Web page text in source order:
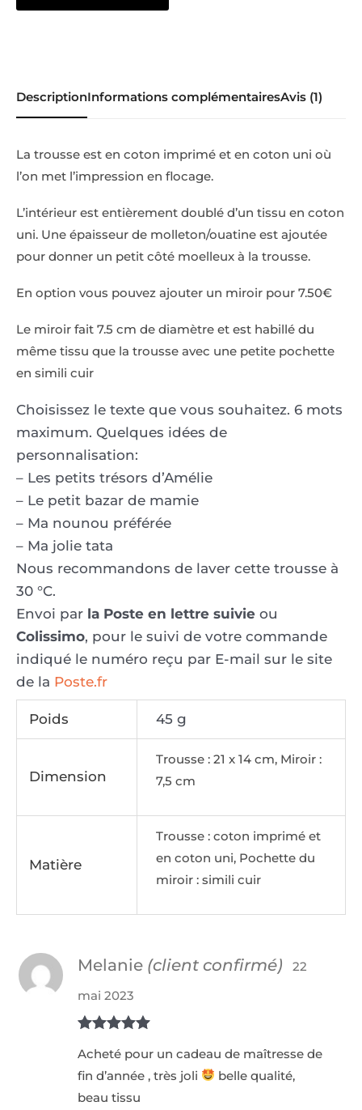
DescriptionInformations complémentairesAvis (1)
La trousse est en coton imprimé et en coton uni où
l’on met l’impression en flocage.
L’intérieur est entièrement doublé d’un tissu en coton
uni. Une épaisseur de molleton/ouatine est ajoutée
pour donner un petit côté moelleux à la trousse.
En option vous pouvez ajouter un miroir pour 7.50€
Le miroir fait 7.5 cm de diamètre et est habillé du
même tissu que la trousse avec une petite pochette
en simili cuir
Choisissez le texte que vous souhaitez. 6 mots
maximum. Quelques idées de
personnalisation:
– Les petits trésors d’Amélie
– Le petit bazar de mamie
– Ma nounou préférée
– Ma jolie tata
Nous recommandons de laver cette trousse à
30 °C.
Envoi par la Poste en lettre suivie ou
Colissimo, pour le suivi de votre commande
indiqué le numéro reçu par E-mail sur le site
de la Poste.fr
Poids 45 g
Dimension
Trousse : 21 x 14 cm, Miroir :
7,5 cm
Matière
Trousse : coton imprimé et
en coton uni, Pochette du
miroir : simili cuir
5
Melanie (client confirmé)
22
mai 2023
Acheté pour un cadeau de maîtresse de
fin d’année , très joli
belle qualité,
beau tissu